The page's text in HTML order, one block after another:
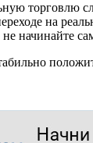
торговлю
на
начинайте